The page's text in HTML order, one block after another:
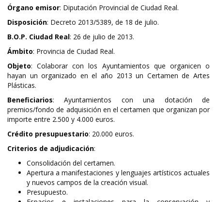
Órgano emisor: Diputación Provincial de Ciudad Real.
Disposición: Decreto 2013/5389, de 18 de julio.
B.O.P. Ciudad Real: 26 de julio de 2013.
Ámbito: Provincia de Ciudad Real.
Objeto: Colaborar con los Ayuntamientos que organicen o
hayan un organizado en el año 2013 un Certamen de Artes
Plásticas.
Beneficiarios: Ayuntamientos con una dotación de
premios/fondo de adquisición en el certamen que organizan por
importe entre 2.500 y 4.000 euros.
Crédito presupuestario: 20.000 euros.
Criterios de adjudicación:
Consolidación del certamen.
Apertura a manifestaciones y lenguajes artísticos actuales
y nuevos campos de la creación visual.
Presupuesto.